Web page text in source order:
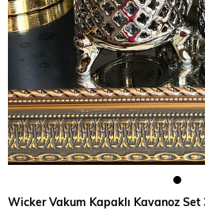
Wicker Vakum Kapaklı Kavanoz Set